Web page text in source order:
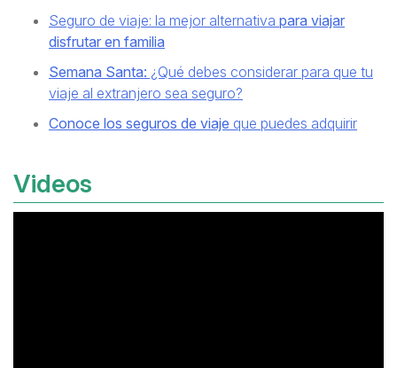
Seguro de viaje: la mejor alternativa para viajar
disfrutar en familia
Semana Santa: ¿Qué debes considerar para que tu
viaje al extranjero sea seguro?
Conoce los seguros de viaje que puedes adquirir
Videos